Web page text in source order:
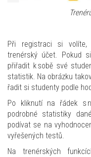
Při registraci si
trenérský účet. Pokud
přiřadit k sobě své
statistik. Na obrázku
řadit si studenty podle
Po kliknutí na řádek s
podrobné statistiky
podívat se na
vyřešených testů.
Na trenérských